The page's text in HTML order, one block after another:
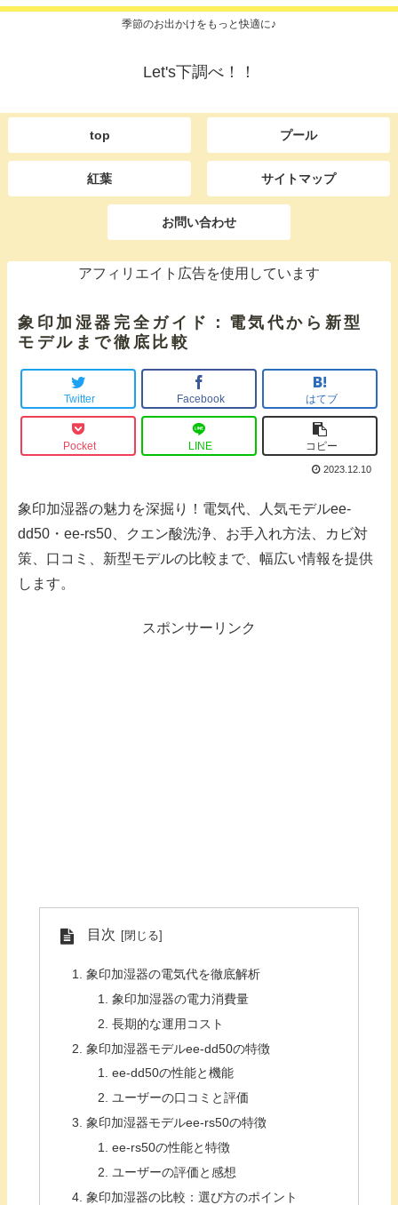
季節のお出かけをもっと快適に♪
Let's下調べ！！
top プール
紅葉 サイトマップ
お問い合わせ
アフィリエイト広告を使用しています
象印加湿器完全ガイド：電気代から新型
モデルまで徹底比較
Twitter Facebook はてブ
Pocket LINE コピー
2023.12.10
象印加湿器の魅力を深掘り！電気代、人気モデルee-
dd50・ee-rs50、クエン酸洗浄、お手入れ方法、カビ対
策、口コミ、新型モデルの比較まで、幅広い情報を提供
します。
スポンサーリンク
目次
象印加湿器の電気代を徹底解析
象印加湿器の電力消費量
長期的な運用コスト
象印加湿器モデルee-dd50の特徴
ee-dd50の性能と機能
ユーザーの口コミと評価
象印加湿器モデルee-rs50の特徴
ee-rs50の性能と特徴
ユーザーの評価と感想
象印加湿器の比較：選び方のポイント